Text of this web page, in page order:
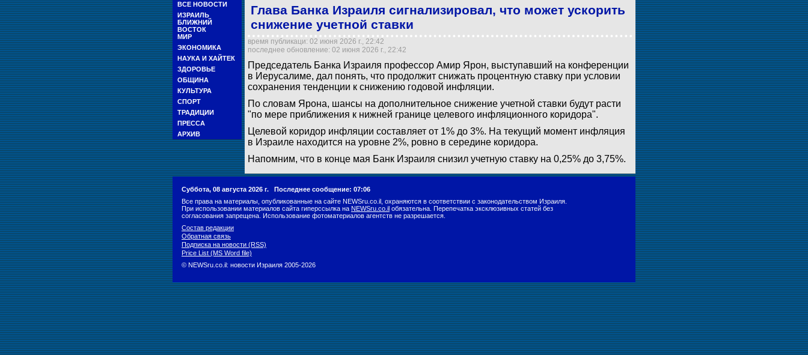
ВСЕ НОВОСТИ
ИЗРАИЛЬ
БЛИЖНИЙ
ВОСТОК
МИР
ЭКОНОМИКА
НАУКА И ХАЙТЕК
ЗДОРОВЬЕ
ОБЩИНА
КУЛЬТУРА
СПОРТ
ТРАДИЦИИ
ПРЕССА
АРХИВ
Глава Банка Израиля сигнализировал, что может ускорить
снижение учетной ставки
время публикаци: 02 июня 2026 г., 22:42
последнее обновление: 02 июня 2026 г., 22:42
Председатель Банка Израиля профессор Амир Ярон, выступавший на конференции
в Иерусалиме, дал понять, что продолжит снижать процентную ставку при условии
сохранения тенденции к снижению годовой инфляции.
По словам Ярона, шансы на дополнительное снижение учетной ставки будут расти
"по мере приближения к нижней границе целевого инфляционного коридора".
Целевой коридор инфляции составляет от 1% до 3%. На текущий момент инфляция
в Израиле находится на уровне 2%, ровно в середине коридора.
Напомним, что в конце мая Банк Израиля снизил учетную ставку на 0,25% до 3,75%.
Суббота, 08 августа 2026 г. Последнее сообщение: 07:06
Все права на материалы, опубликованные на сайте NEWSru.co.il, охраняются в соответствии с законодательством Израиля.
При использовании материалов сайта гиперссылка на NEWSru.co.il обязательна. Перепечатка эксклюзивных статей без
согласования запрещена. Использование фотоматериалов агентств не разрешается.
Состав редакции
Обратная связь
Подписка на новости (RSS)
Price List (MS Word file)
© NEWSru.co.il: новости Израиля 2005-2026